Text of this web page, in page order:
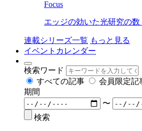
Focus
エッジの効いた光研究の数
連載シリーズ一覧 もっと見る
イベントカレンダー
検索ワード
すべての記事
会員限定記
期間
〜
検索